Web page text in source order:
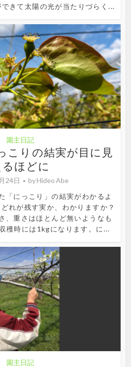
きて太陽の光が当たりづらく...
園主日記
こりの結実が目に見
るほどに
24日 byHideo Abe
「にっこり」の結実がわかるよ
れが残す実か、わかりますか？
、重さはほとんど無いようなも
穫時には1kgになります。に...
園主日記